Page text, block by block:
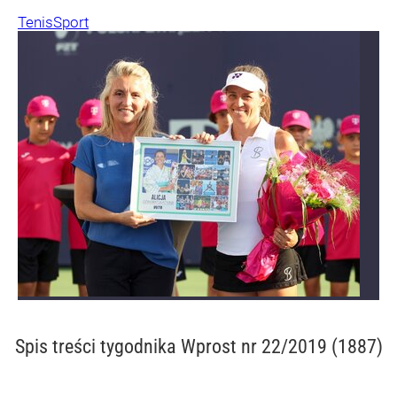
TenisSport
Spis treści tygodnika Wprost nr 22/2019 (1887)